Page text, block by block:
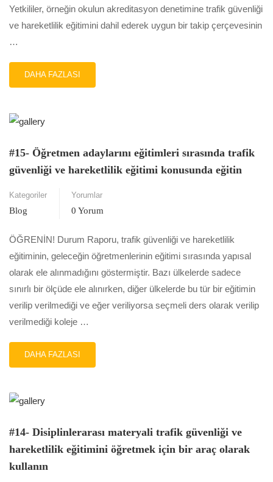
Yetkililer, örneğin okulun akreditasyon denetimine trafik güvenliği
ve hareketlilik eğitimini dahil ederek uygun bir takip çerçevesinin
…
READ
MORE
TRAFIK
VE
HAREKETLILIK
EĞITIMININ
SAĞLAMAK
IÇIN
TAKIP
EDIN
DAHA FAZLASI
#15- Öğretmen adaylarını eğitimleri sırasında trafik
güvenliği ve hareketlilik eğitimi konusunda eğitin
Kategoriler
Blog
Yorumlar
0 Yorum
ÖĞRENİN! Durum Raporu, trafik güvenliği ve hareketlilik
eğitiminin, geleceğin öğretmenlerinin eğitimi sırasında yapısal
olarak ele alınmadığını göstermiştir. Bazı ülkelerde sadece
sınırlı bir ölçüde ele alınırken, diğer ülkelerde bu tür bir eğitimin
verilip verilmediği ve eğer veriliyorsa seçmeli ders olarak verilip
verilmediği koleje …
READ
MORE
ÖĞRETMEN
EĞITIMLERI
SIRASINDA
TRAFIK
GÜVENLIĞI
DAHA FAZLASI
#14- Disiplinlerarası materyali trafik güvenliği ve
hareketlilik eğitimini öğretmek için bir araç olarak
kullanın